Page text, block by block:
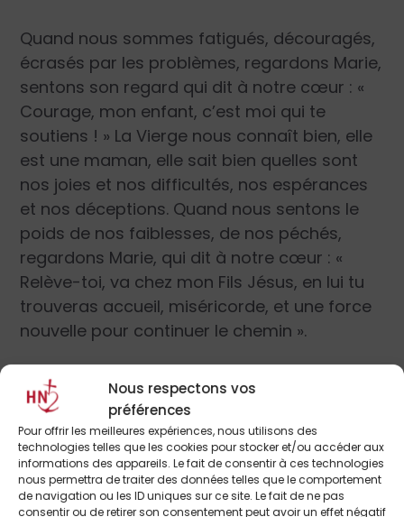
Nous respectons vos
préférences
Pour offrir les meilleures expériences, nous utilisons des
technologies telles que les cookies pour stocker et/ou accéder aux
informations des appareils. Le fait de consentir à ces technologies
nous permettra de traiter des données telles que le comportement
de navigation ou les ID uniques sur ce site. Le fait de ne pas
consentir ou de retirer son consentement peut avoir un effet négatif
Quand nous sommes fatigués, découragés,
écrasés par les problèmes, regardons Marie,
sentons son regard qui dit à notre cœur : «
Courage, mon enfant, c’est moi qui te
soutiens ! » La Vierge nous connaît bien, elle
est une maman, elle sait bien quelles sont
nos joies et nos difficultés, nos espérances
et nos déceptions. Quand nous sentons le
poids de nos faiblesses, de nos péchés,
regardons Marie, qui dit à notre cœur : «
Relève-toi, va chez mon Fils Jésus, en lui tu
trouveras accueil, miséricorde, et une force
nouvelle pour continuer le chemin ».
Le regard de Marie ne s’adresse pas
seulement à nous. Au pied de la Croix, quand
Jésus lui confie l’Apôtre Jean, et avec lui
nous tous, en disant : « Femme, voici ton fils »
(Jn 19, 26), le regard de Marie est fixé sur
Jésus. Et Marie nous dit, comme aux noces